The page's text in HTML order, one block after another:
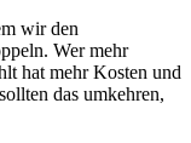
wir den
Wer mehr
hat mehr Kosten und
das umkehren,